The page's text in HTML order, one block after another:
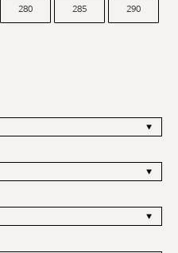
280 285 290